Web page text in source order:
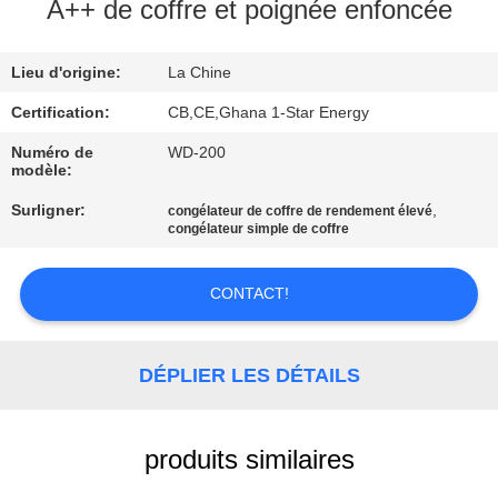
L'USINE
CONTRÔLE
DE
LA
NOUS
CONTACTER
DEMANDEZ
A++ de coffre et poignée enfoncée
Lieu d'origine: La Chine
Certification: CB,CE,Ghana 1-Star Energy
Numéro de
modèle:
WD-200
Surligner: congélateur de coffre de rendement élevé,
congélateur simple de coffre
CONTACT!
DÉPLIER LES DÉTAILS
produits similaires